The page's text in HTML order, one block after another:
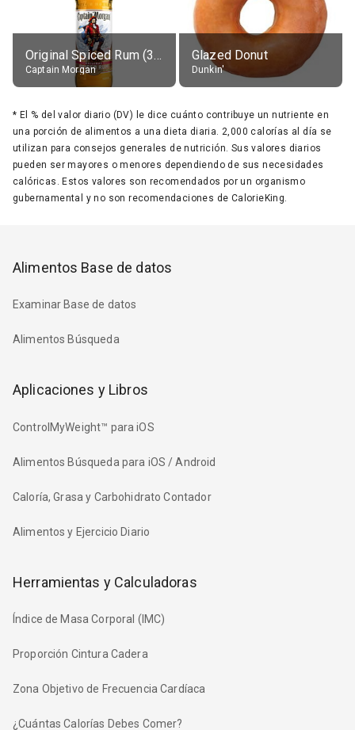
Original Spiced Rum (35% alc.)
Captain Morgan
Glazed Donut
Dunkin'
* El % del valor diario (DV) le dice cuánto contribuye un nutriente en
una porción de alimentos a una dieta diaria. 2,000 calorías al día se
utilizan para consejos generales de nutrición. Sus valores diarios
pueden ser mayores o menores dependiendo de sus necesidades
calóricas. Estos valores son recomendados por un organismo
gubernamental y no son recomendaciones de CalorieKing.
Alimentos Base de datos
Examinar Base de datos
Alimentos Búsqueda
Aplicaciones y Libros
ControlMyWeight™ para iOS
Alimentos Búsqueda para iOS / Android
Caloría, Grasa y Carbohidrato Contador
Alimentos y Ejercicio Diario
Herramientas y Calculadoras
Índice de Masa Corporal (IMC)
Proporción Cintura Cadera
Zona Objetivo de Frecuencia Cardíaca
¿Cuántas Calorías Debes Comer?